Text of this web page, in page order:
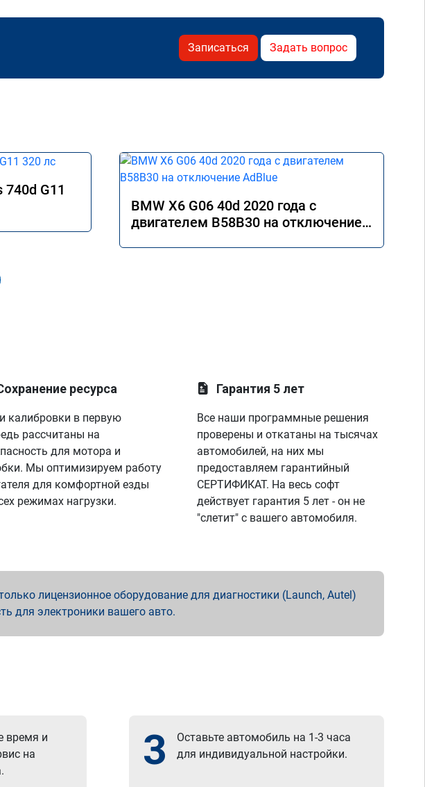
Записаться Задать вопрос
G11
BMW X6 G06 40d 2020 года с
двигателем B58B30 на отключение
ресурса
калибровки в первую
рассчитаны на
для мотора и
Мы оптимизируем работу
для комфортной езды
режимах нагрузки.
Гарантия 5 лет
Все наши программные решения
проверены и откатаны на тысячах
автомобилей, на них мы
предоставляем гарантийный
СЕРТИФИКАТ. На весь софт
действует гарантия 5 лет - он не
"слетит" с вашего автомобиля.
лицензионное оборудование для диагностики (Launch, Autel)
для электроники вашего авто.
время и
на
3
Оставьте автомобиль на 1-3 часа
для индивидуальной настройки.